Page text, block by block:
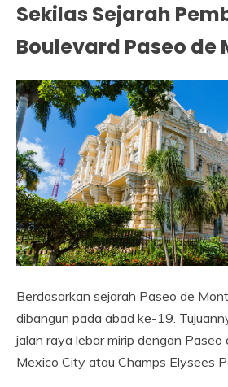
Sekilas Sejarah
Boulevard Paseo de
Berdasarkan sejarah Paseo de
dibangun pada abad ke-19.
jalan raya lebar mirip dengan Paseo
Mexico City atau Champs Elysees